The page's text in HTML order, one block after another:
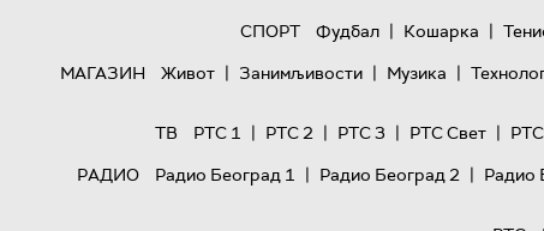
СПОРТ
Фудбал | Кошарка |
МАГАЗИН
Живот | Занимљивости | Музика |
ТВ
РТС 1 | РТС 2 | РТС 3 | РТС Свет |
РАДИО
Радио Београд 1 | Радио Београд 2 | Радио